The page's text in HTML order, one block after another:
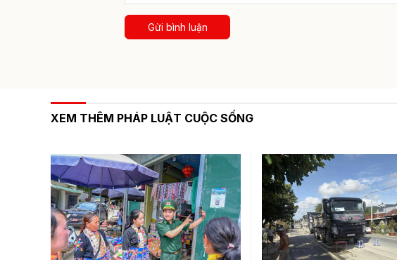
Gửi bình luận
XEM THÊM PHÁP LUẬT CUỘC SỐNG